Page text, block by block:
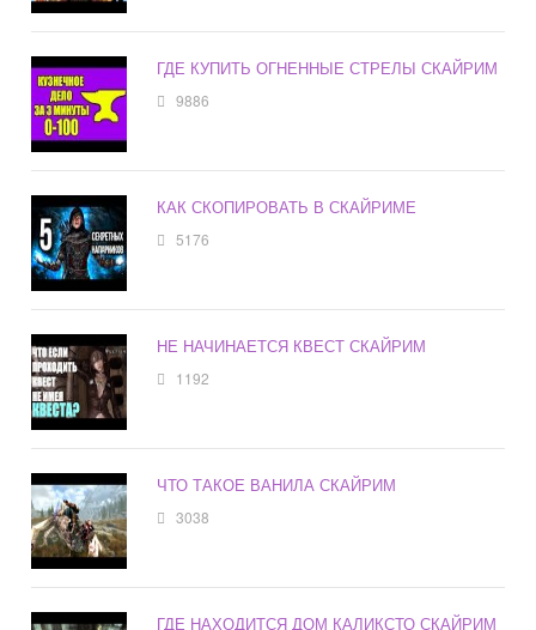
ГДЕ КУПИТЬ ОГНЕННЫЕ СТРЕЛЫ СКАЙРИМ
9886
КАК СКОПИРОВАТЬ В СКАЙРИМЕ
5176
НЕ НАЧИНАЕТСЯ КВЕСТ СКАЙРИМ
1192
ЧТО ТАКОЕ ВАНИЛА СКАЙРИМ
3038
ГДЕ НАХОДИТСЯ ДОМ КАЛИКСТО СКАЙРИМ